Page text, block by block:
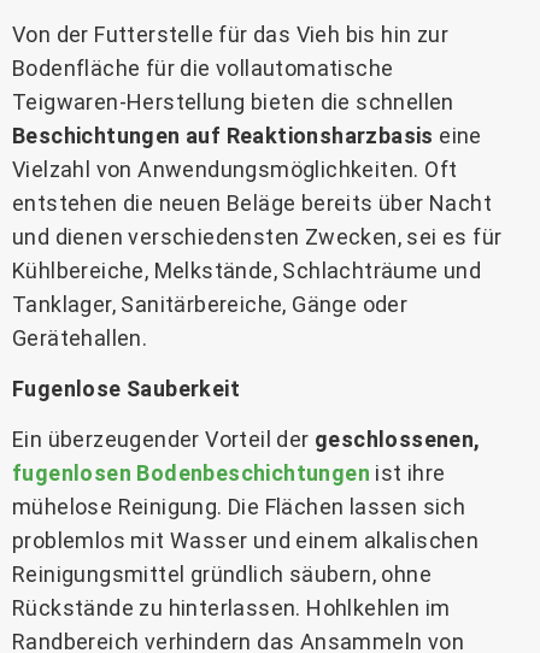
Von der Futterstelle für das Vieh bis hin zur
Bodenfläche für die vollautomatische
Teigwaren-Herstellung bieten die schnellen
Beschichtungen auf Reaktionsharzbasis eine
Vielzahl von Anwendungsmöglichkeiten. Oft
entstehen die neuen Beläge bereits über Nacht
und dienen verschiedensten Zwecken, sei es für
Kühlbereiche, Melkstände, Schlachträume und
Tanklager, Sanitärbereiche, Gänge oder
Gerätehallen.
Fugenlose Sauberkeit
Ein überzeugender Vorteil der geschlossenen,
fugenlosen Bodenbeschichtungen ist ihre
mühelose Reinigung. Die Flächen lassen sich
problemlos mit Wasser und einem alkalischen
Reinigungsmittel gründlich säubern, ohne
Rückstände zu hinterlassen. Hohlkehlen im
Randbereich verhindern das Ansammeln von